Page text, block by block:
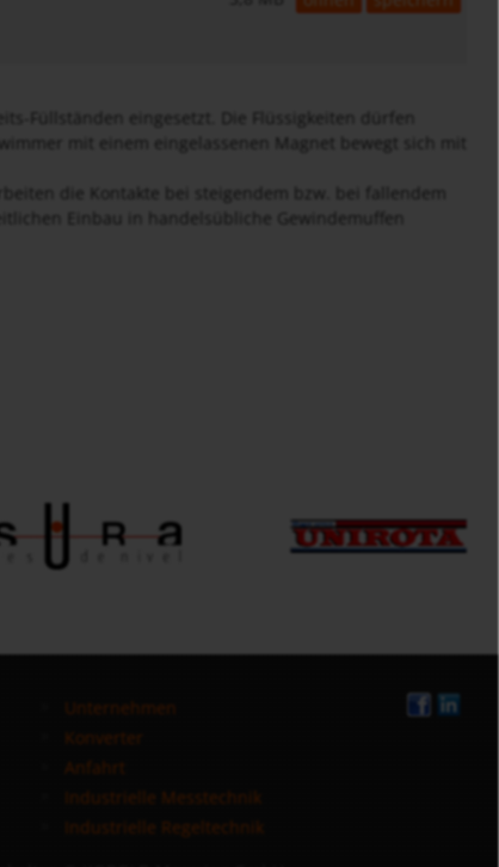
Füllständen eingesetzt. Die Flüssigkeiten dürfen
mit einem eingelassenen Magnet bewegt sich mit
die Kontakte bei steigendem bzw. bei fallendem
Einbau in handelsübliche Gewindemuffen
Unternehmen
Konverter
Anfahrt
Industrielle Messtechnik
Industrielle Regeltechnik